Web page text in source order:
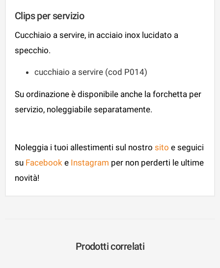
Clips per servizio
Cucchiaio a servire, in acciaio inox lucidato a
specchio.
cucchiaio a servire (cod P014)
Su ordinazione è disponibile anche la forchetta per
servizio, noleggiabile separatamente.
Noleggia i tuoi allestimenti sul nostro sito e seguici
su Facebook e Instagram per non perderti le ultime
novità!
Prodotti correlati